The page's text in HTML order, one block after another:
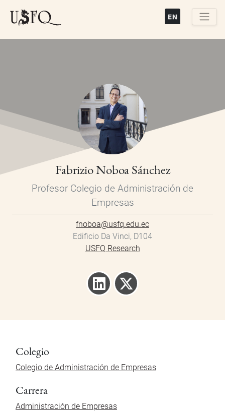
Fabrizio Noboa Sánchez
Profesor Colegio de Administración de
Empresas
fnoboa@usfq.edu.ec
Edificio Da Vinci, D104
USFQ Research
Colegio
Colegio de Administración de Empresas
Carrera
Administración de Empresas